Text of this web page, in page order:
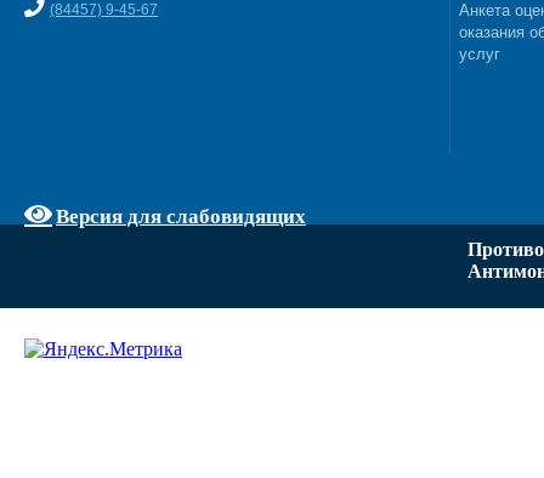
(84457) 9-45-67
Версия для слабовидящих
Анкета
оказания
услуг